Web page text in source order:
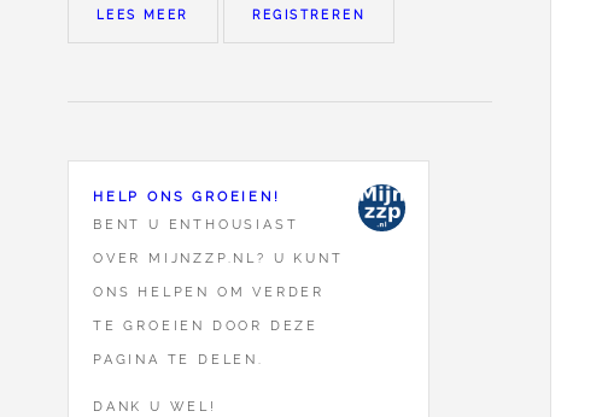
LEES MEER REGISTREREN
HELP ONS GROEIEN!
BENT U ENTHOUSIAST
OVER MIJNZZP.NL? U KUNT
ONS HELPEN OM VERDER
TE GROEIEN DOOR DEZE
PAGINA TE DELEN.
DANK U WEL!